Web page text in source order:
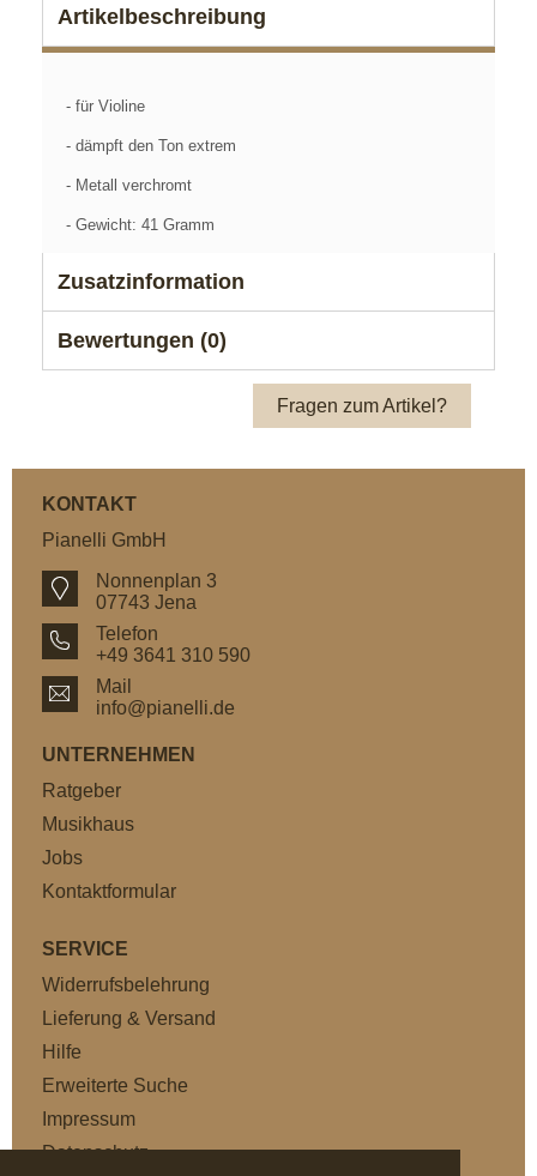
Artikelbeschreibung
- für Violine
- dämpft den Ton extrem
- Metall verchromt
- Gewicht: 41 Gramm
Zusatzinformation
Bewertungen (0)
Fragen zum Artikel?
KONTAKT
Pianelli GmbH
Nonnenplan 3
07743 Jena
Telefon
+49 3641 310 590
Mail
info@pianelli.de
UNTERNEHMEN
Ratgeber
Musikhaus
Jobs
Kontaktformular
SERVICE
Widerrufsbelehrung
Lieferung & Versand
Hilfe
Erweiterte Suche
Impressum
Datenschutz